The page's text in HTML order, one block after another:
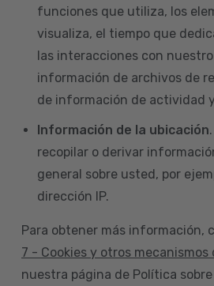
funciones que utiliza, los
visualiza, el tiempo que
las interacciones con
información de archivos de
de información de actividad
Información de la ubicación
recopilar o derivar
general sobre usted, por
dirección IP.
Para obtener más información,
7 - Cookies y otros
nuestra página de Política sobre